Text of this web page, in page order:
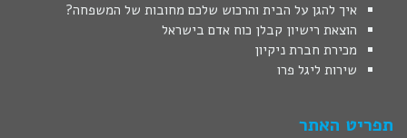
איך להגן על הבית והרכוש שלכם מחובות של המשפחה?
הוצאת רישיון קבלן כוח אדם בישראל
מכירת חברת ניקיון
שירות ליגל פרו
תפריט האתר